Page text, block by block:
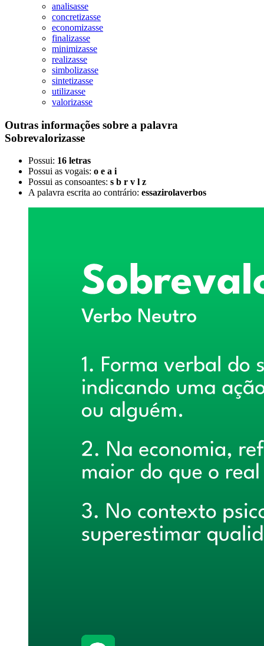
analisasse
concretizasse
economizasse
finalizasse
minimizasse
realizasse
simbolizasse
sintetizasse
utilizasse
valorizasse
Outras informações sobre a palavra
Sobrevalorizasse
Possui: 16 letras
Possui as vogais: o e a i
Possui as consoantes: s b r v l z
A palavra escrita ao contrário: essazirolaverbos